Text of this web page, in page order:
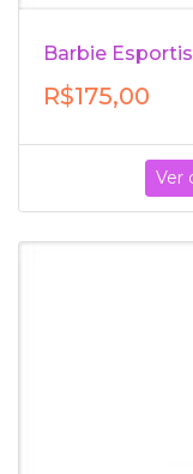
Barbie
R$175,00
Ver